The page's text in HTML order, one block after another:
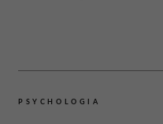
PSYCHOLOGIA